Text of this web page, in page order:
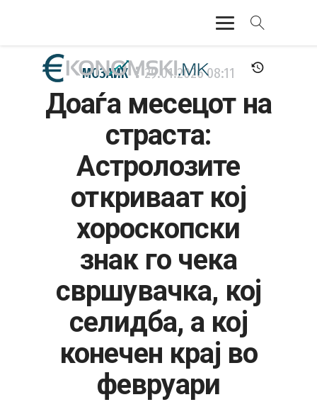
АКТУЕЛНО
ЕКОНОМИЈА
ФИНАНСИИ
БАНКАРСТВО
ЖИВОТ
МОЗАИК 29.01.202608:11
Доаѓа месецот на
страста:
Астролозите
откриваат кој
хороскопски
знак го чека
свршувачка, кој
селидба, а кој
конечен крај во
февруари